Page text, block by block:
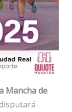
Mancha de